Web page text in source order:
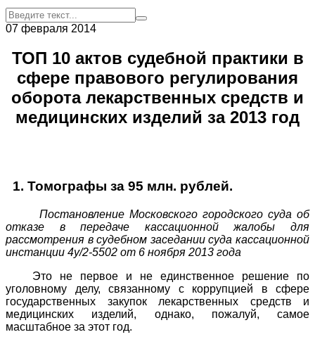
07 февраля 2014
ТОП 10 актов судебной практики в
сфере правового регулирования
оборота лекарственных средств и
медицинских изделий за 2013 год
1. Томографы за 95 млн. рублей.
Постановление Московского городского суда об
отказе в передаче кассационной жалобы для
рассмотрения в судебном заседании суда кассационной
инстанции 4у/2-5502 от 6 ноября 2013 года
Это не первое и не единственное решение по
уголовному делу, связанному с коррупцией в сфере
государственных закупок лекарственных средств и
медицинских изделий, однако, пожалуй, самое
масштабное за этот год.